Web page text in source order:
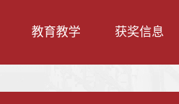
教育教学 获奖信息